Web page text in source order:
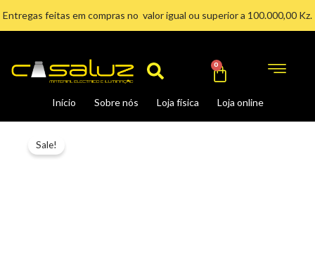
conteúdo
Entregas feitas em compras no valor igual ou superior a 100.000,00 Kz.
Search
Início Sobre nós Loja física Loja online
0 Cart
Sale!